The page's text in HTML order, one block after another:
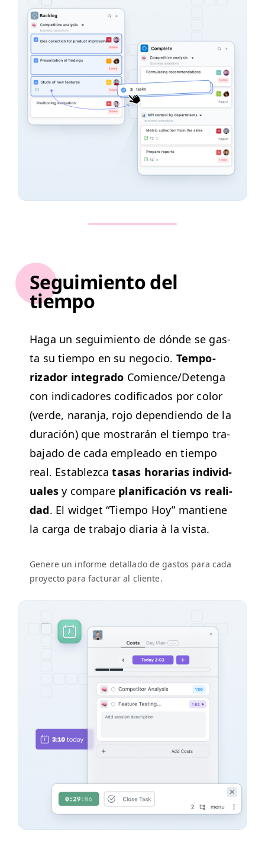
Seguimiento del
tiempo
Haga un seguimien­to de dónde se gas­
ta su tiem­po en su nego­cio. Tem­po­
rizador inte­gra­do Comience/​Detenga
con indi­cadores cod­i­fi­ca­dos por col­or
(verde, naran­ja, rojo depen­di­en­do de la
duración) que mostrarán el tiem­po tra­
ba­ja­do de cada emplea­do en tiem­po
real. Establez­catasas horarias indi­vid­
uales y com­pare plan­i­fi­cación vs real­i­
dad. El wid­get“Tiem­po Hoy” mantiene
la car­ga de tra­ba­jo diaria à la vista.
Genere un informe detal­la­do de gas­tos para cada
proyec­to para fac­turar al cliente.